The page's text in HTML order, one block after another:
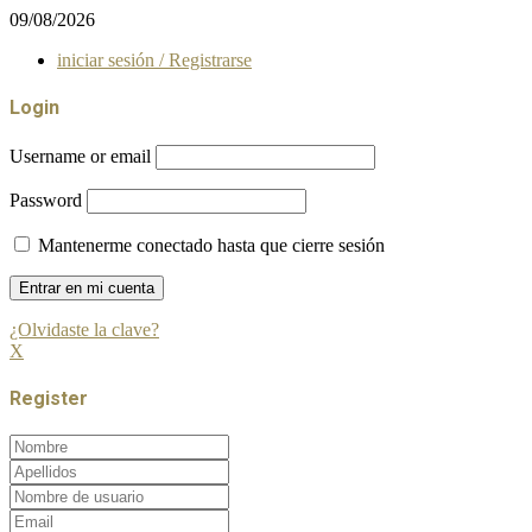
09/08/2026
iniciar sesión / Registrarse
Login
Username or email
Password
Mantenerme conectado hasta que cierre sesión
¿Olvidaste la clave?
X
Register